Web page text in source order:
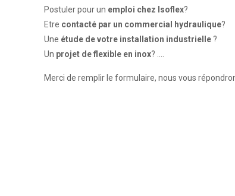
Postuler pour un emploi chez Isoflex?
Etre contacté par un commercial hydraulique?
Une étude de votre installation industrielle ?
Un projet de flexible en inox? ….
Merci de remplir le formulaire, nous vous